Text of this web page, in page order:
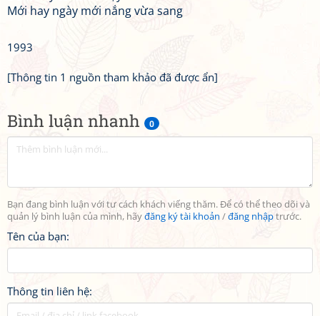
Bình luận nhanh 0
Bạn đang bình luận với tư cách khách viếng thăm. Để có thể theo dõi và
quản lý bình luận của mình, hãyđăng ký tài khoản /đăng nhậptrước.
Tên của bạn:
Thông tin liên hệ:
Mới hay ngày mới nắng vừa sang
1993
[Thông tin 1 nguồn tham khảo đã được ẩn]